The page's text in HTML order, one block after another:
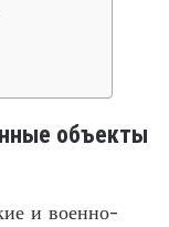
объекты
и военно-